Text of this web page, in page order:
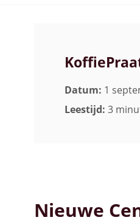
Datum: 1
Leestijd: 3
Nieuwe